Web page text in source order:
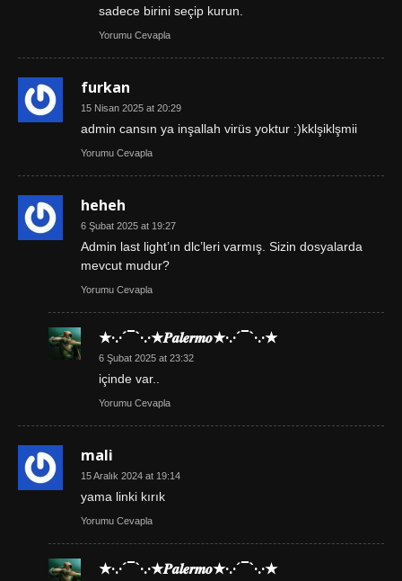
sadece birini seçip kurun.
Yorumu Cevapla
furkan
15 Nisan 2025 at 20:29
admin cansın ya inşallah virüs yoktur :)kklşiklşmii
Yorumu Cevapla
heheh
6 Şubat 2025 at 19:27
Admin last light’ın dlc’leri varmış. Sizin dosyalarda
mevcut mudur?
Yorumu Cevapla
★·.·´¯`·.·★𝑷𝒂𝒍𝒆𝒓𝒎𝒐★·.·´¯`·.·★
6 Şubat 2025 at 23:32
içinde var..
Yorumu Cevapla
mali
15 Aralık 2024 at 19:14
yama linki kırık
Yorumu Cevapla
★·.·´¯`·.·★𝑷𝒂𝒍𝒆𝒓𝒎𝒐★·.·´¯`·.·★